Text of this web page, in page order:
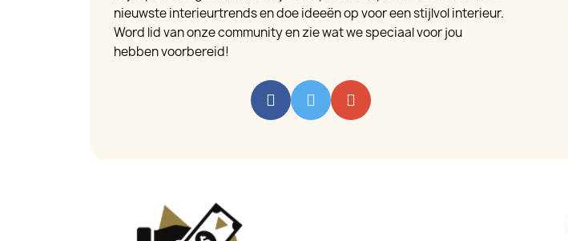
nieuwste interieurtrends en doe ideeën op voor een stijlvol interieur.
Word lid van onze community en zie wat we speciaal voor jou
hebben voorbereid!